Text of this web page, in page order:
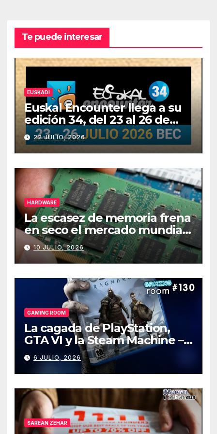
Te puede interesar
EUSKADI
Euskal Encounter llega a su
edición 34, del 23 al 26 de
julio
22 JULIO, 2026
HARDWARE
La escasez de memoria frena
en seco el mercado mundial
de PCs
10 JULIO, 2026
GAMING ROOM
La cagada de PlayStation,
GTA VI y la Steam Machine –
Gaming Room #130
6 JULIO, 2026
SAREAN ZEHAR